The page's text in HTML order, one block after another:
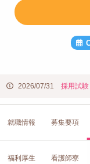
2026/07/31 採用試験
就職情報 募集要項
福利厚生 看護師寮